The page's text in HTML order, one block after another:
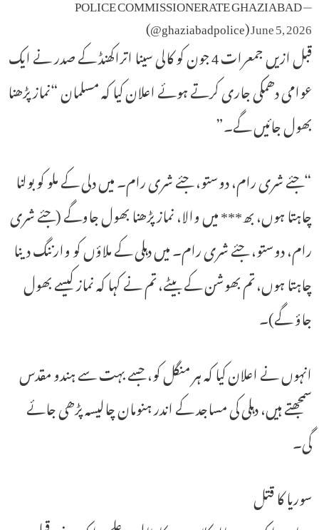
(@ghaziabadpolice)June 5, 2026
قبل ازیں جمعرات 4 جون کو کالی سینا اتراکھنڈ کے صدر نے ایک
عوامی دھمکی جاری کرتے ہوئے اعلان کیا کہ مسلمان “نماز پڑھنا
بھول جائیں گے۔”
“جئے شری رام، دوستو، جئے شری رام۔ میں دلی کے ملو کو بولنا
چاہتا ہوں، بھ*** میں والا، نماز پڑھنا بھول جاوگے (جئے شری
رام، دوستو، جئے شری رام۔ میں دہلی کے ملاؤں کو وارننگ دینا
چاہتا ہوں، تم بھوشن کے بیٹے، تم نے کہا کہ نماز کیسے بھول
جاؤ گے)۔
انہوں نے اعلان کیا کہ ہر منگل کو، جسے بہت سے ہندو مقدس
سمجھتے ہیں، دہلی کی مساجد کے اندر ہنومان چالیسہ پڑھی جائے
گی۔
سوریا کا قتل